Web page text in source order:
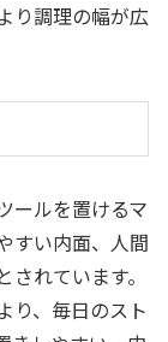
り調理の幅が広
ールを置けるマ
すい内面、人間
れています。
り、毎日のスト